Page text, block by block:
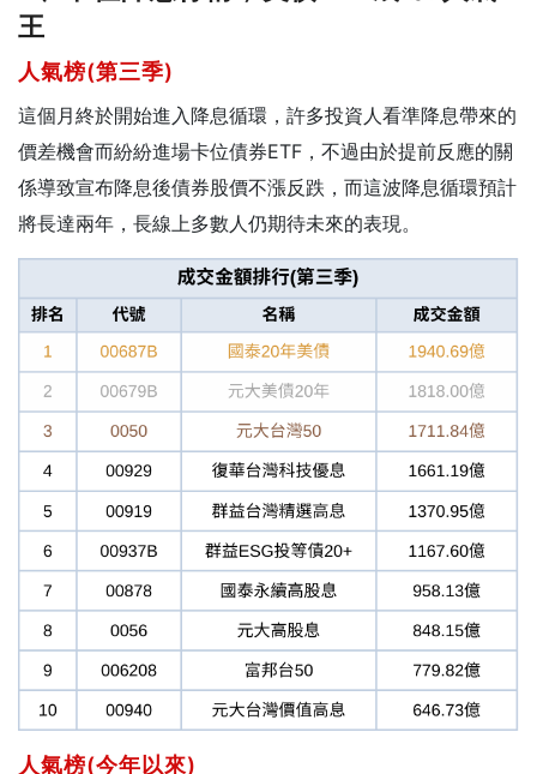
王
人氣榜(第三季)
這個月終於開始進入降息循環，許多投資人看準降息帶來的
價差機會而紛紛進場卡位債券ETF，不過由於提前反應的關
係導致宣布降息後債券股價不漲反跌，而這波降息循環預計
將長達兩年，長線上多數人仍期待未來的表現。
人氣榜(今年以來)